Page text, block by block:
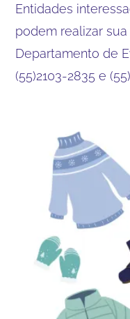
Entidades
podem realizar
Departamento de
(55)2103-2835 e